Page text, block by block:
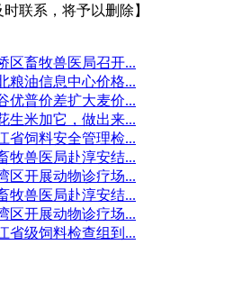
联系，将予以删除】
区畜牧兽医局召开...
粮油信息中心价格...
优普价差扩大麦价...
生米加它，做出来...
省饲料安全管理检...
牧兽医局赴淳安结...
区开展动物诊疗场...
牧兽医局赴淳安结...
区开展动物诊疗场...
省级饲料检查组到...